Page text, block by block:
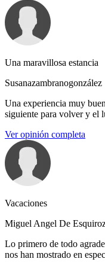
Una maravillosa estancia
Susanazambranogonzález
Una experiencia muy
siguiente para volver y el
Ver opinión completa
Vacaciones
Miguel Angel De
Lo primero de todo
nos han mostrado en